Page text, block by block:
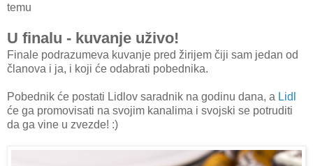
temu
U finalu - kuvanje uživo!
Finale podrazumeva kuvanje pred žirijem čiji sam jedan od
članova i ja, i koji će odabrati pobednika.
Pobednik će postati Lidlov saradnik na godinu dana, a Lidl
će ga promovisati na svojim kanalima i svojski se potruditi
da ga vine u zvezde! :)